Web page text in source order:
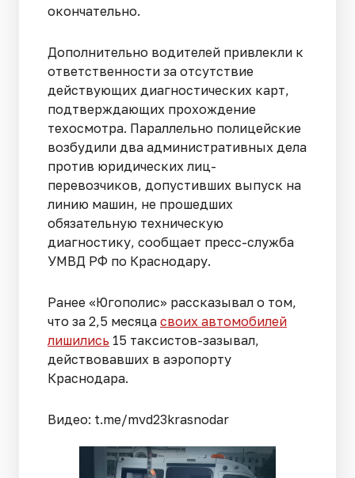
окончательно.
Дополнительно водителей привлекли к
ответственности за отсутствие
действующих диагностических карт,
подтверждающих прохождение
техосмотра. Параллельно полицейские
возбудили два административных дела
против юридических лиц-
перевозчиков, допустивших выпуск на
линию машин, не прошедших
обязательную техническую
диагностику, сообщает пресс-служба
УМВД РФ по Краснодару.
Ранее «Югополис» рассказывал о том,
что за 2,5 месяца своих автомобилей
лишились 15 таксистов-зазывал,
действовавших в аэропорту
Краснодара.
Видео: t.me/mvd23krasnodar